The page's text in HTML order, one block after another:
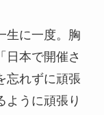
生に一度。胸
日本で開催さ
忘れずに頑張
ように頑張り